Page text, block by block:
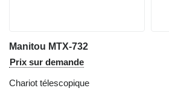
Manitou MTX-732
Prix sur demande
Chariot télescopique